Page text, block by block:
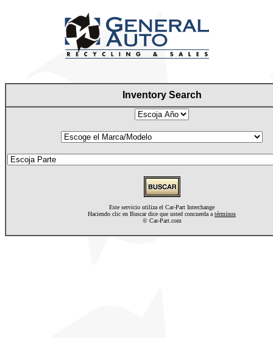
Inventory Search
Este servicio utiliza el Car-Part Interchange
Haciendo clic en Buscar dice que usted concuerda a términos
©Car-Part.com